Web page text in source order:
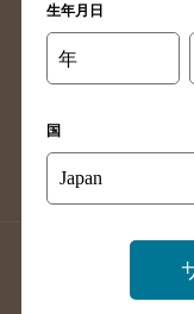
高知県の
長崎県の
店舗登録方法の
生年月日
年
国